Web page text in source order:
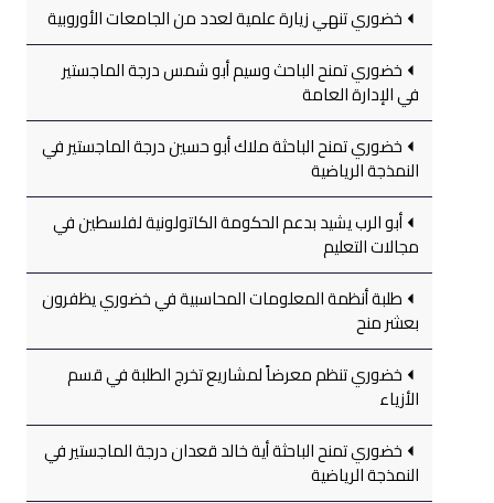
خضوري تنهي زيارة علمية لعدد من الجامعات الأوروبية
خضوري تمنح الباحث وسيم أبو شمس درجة الماجستير
في الإدارة العامة
خضوري تمنح الباحثة ملاك أبو حسين درجة الماجستير في
النمذجة الرياضية
أبو الرب يشيد بدعم الحكومة الكاتولونية لفلسطين في
مجالات التعليم
طلبة أنظمة المعلومات المحاسبية في خضوري يظفرون
بعشر منح
خضوري تنظم معرضاً لمشاريع تخرج الطلبة في قسم
الأزياء
خضوري تمنح الباحثة أية خالد قعدان درجة الماجستير في
النمذجة الرياضية